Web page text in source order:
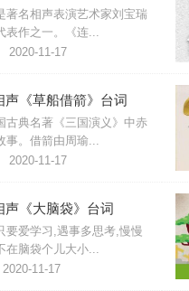
著名相声表演艺术家刘宝瑞
作之一。《连...
2020-11-17
声《草船借箭》台词
古典名著《三国演义》中赤
。借箭由周瑜...
2020-11-17
声《大脑袋》台词
要爱学习,遇事多思考,慢慢
脑袋个儿大小...
2020-11-17